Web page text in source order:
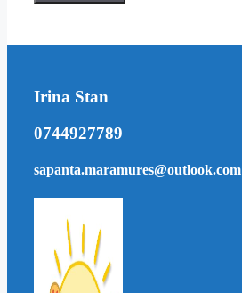
Irina Stan
0744927789
sapanta.maramures@outlook.com